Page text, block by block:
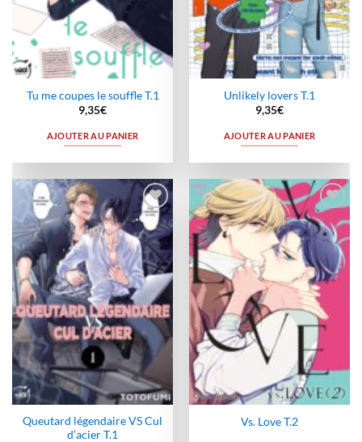
Tu me coupes le souffle T.1
9,35€
AJOUTER AU PANIER
Unlikely lovers T.1
9,35€
AJOUTER AU PANIER
Ajouter
à la
wishlist
Queutard légendaire VS Cul
d’acier T.1
Ajouter
à la
wishlist
Vs. Love T.2